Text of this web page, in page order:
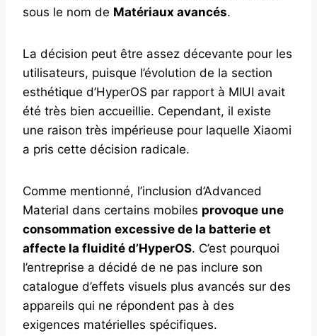
sous le nom de Matériaux avancés.
La décision peut être assez décevante pour les
utilisateurs, puisque l’évolution de la section
esthétique d’HyperOS par rapport à MIUI avait
été très bien accueillie. Cependant, il existe
une raison très impérieuse pour laquelle Xiaomi
a pris cette décision radicale.
Comme mentionné, l’inclusion d’Advanced
Material dans certains mobiles provoque une
consommation excessive de la batterie et
affecte la fluidité d’HyperOS. C’est pourquoi
l’entreprise a décidé de ne pas inclure son
catalogue d’effets visuels plus avancés sur des
appareils qui ne répondent pas à des
exigences matérielles spécifiques.